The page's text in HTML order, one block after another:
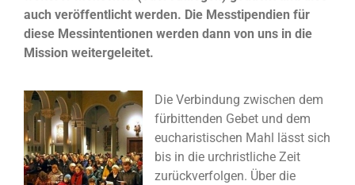
auch veröffentlicht werden. Die Messtipendien für
diese Messintentionen werden dann von uns in die
Mission weitergeleitet.
Die Verbindung zwischen dem
fürbittenden Gebet und dem
eucharistischen Mahl lässt sich
bis in die urchristliche Zeit
zurückverfolgen. Über die